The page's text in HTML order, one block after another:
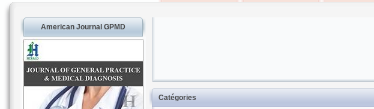
American Journal GPMD
Catégories